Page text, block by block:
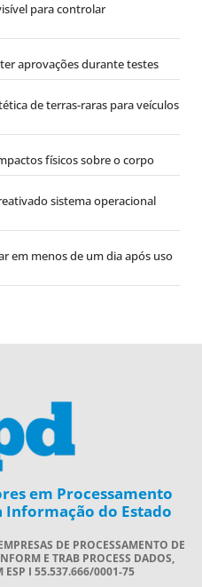
para controlar
aprovações durante testes
de terras-raras para veículos
físicos sobre o corpo
sistema operacional
em menos de um dia após uso
em Processamento
Informação do Estado
DE PROCESSAMENTO DE
E TRAB PROCESS DADOS,
ESP I 55.537.666/0001-75